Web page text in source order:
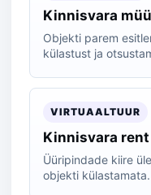
Kinnisvara
Objekti parem
külastust ja
VIRTUAALTUUR
Kinnisvara rent
Üüripindade kiire
objekti külastamata.